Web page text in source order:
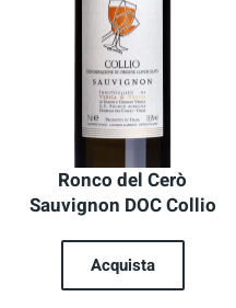
Ronco del Cerò
Sauvignon DOC Collio
Acquista